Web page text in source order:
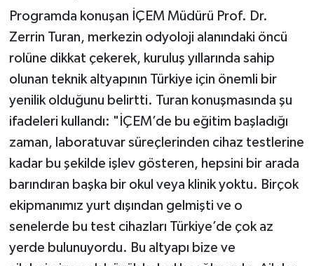
Programda konuşan İÇEM Müdürü Prof. Dr.
Zerrin Turan, merkezin odyoloji alanındaki öncü
rolüne dikkat çekerek, kuruluş yıllarında sahip
olunan teknik altyapının Türkiye için önemli bir
yenilik olduğunu belirtti. Turan konuşmasında şu
ifadeleri kullandı: "İÇEM’de bu eğitim başladığı
zaman, laboratuvar süreçlerinden cihaz testlerine
kadar bu şekilde işlev gösteren, hepsini bir arada
barındıran başka bir okul veya klinik yoktu. Birçok
ekipmanımız yurt dışından gelmişti ve o
senelerde bu test cihazları Türkiye’de çok az
yerde bulunuyordu. Bu altyapı bize ve